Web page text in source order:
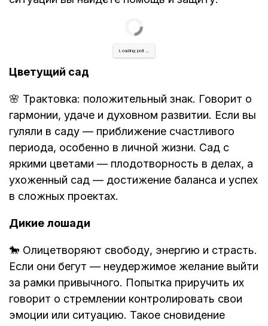
Loading poll ...
Цветущий сад
🌸 Трактовка: положительный знак. Говорит о
гармонии, удаче и духовном развитии. Если вы
гуляли в саду — приближение счастливого
периода, особенно в личной жизни. Сад с
яркими цветами — плодотворность в делах, а
ухоженный сад — достижение баланса и успех
в сложных проектах.
Дикие лошади
🐎 Олицетворяют свободу, энергию и страсть.
Если они бегут — неудержимое желание выйти
за рамки привычного. Попытка приручить их
говорит о стремлении контролировать свои
эмоции или ситуацию. Такое сновидение